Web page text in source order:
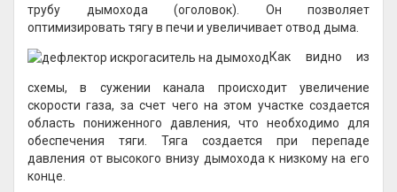
трубу дымохода (оголовок). Он позволяет
оптимизировать тягу в печи и увеличивает отвод дыма.
Как видно из
схемы, в сужении канала происходит увеличение
скорости газа, за счет чего на этом участке создается
область пониженного давления, что необходимо для
обеспечения тяги. Тяга создается при перепаде
давления от высокого внизу дымохода к низкому на его
конце.